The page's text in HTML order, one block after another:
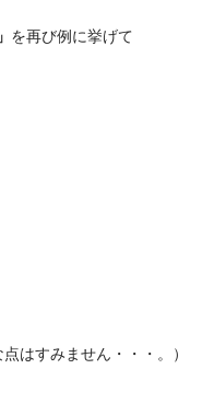
を再び例に挙げて
はすみません・・・。）